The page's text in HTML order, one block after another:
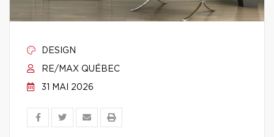
DESIGN
RE/MAX QUÉBEC
31 MAI 2026